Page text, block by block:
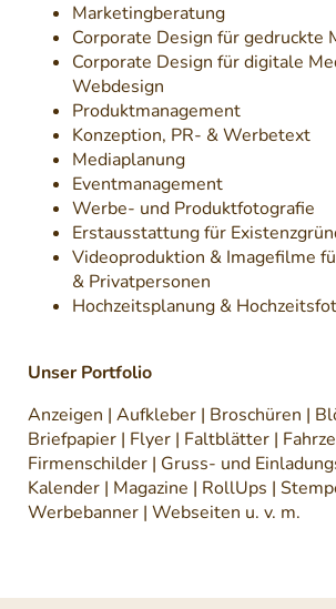
Marketingberatung
Corporate Design für gedruckte
Corporate Design für digitale
Webdesign
Produktmanagement
Konzeption, PR- & Werbetext
Mediaplanung
Eventmanagement
Werbe- und Produktfotografie
Erstausstattung für
Videoproduktion & Imagefilme
& Privatpersonen
Hochzeitsplanung &
Unser Portfolio
Anzeigen | Aufkleber | Broschüren |
Briefpapier | Flyer | Faltblätter |
Firmenschilder | Gruss- und
Kalender | Magazine | RollUps |
Werbebanner | Webseiten u. v. m.